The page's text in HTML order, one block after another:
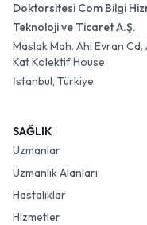
Doktorsitesi Com Bilgi
Teknoloji ve Ticaret A.Ş.
Maslak Mah. Ahi Evran
Kat Kolektif House
İstanbul, Türkiye
SAĞLIK
Uzmanlar
Uzmanlık Alanları
Hastalıklar
Hizmetler